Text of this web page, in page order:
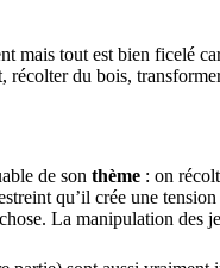
mais tout est bien ficelé
récolter du bois,
de son thème : on
qu’il crée une
La manipulation des